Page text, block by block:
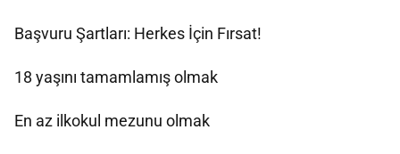
Başvuru Şartları: Herkes İçin Fırsat!
18 yaşını tamamlamış olmak
En az ilkokul mezunu olmak